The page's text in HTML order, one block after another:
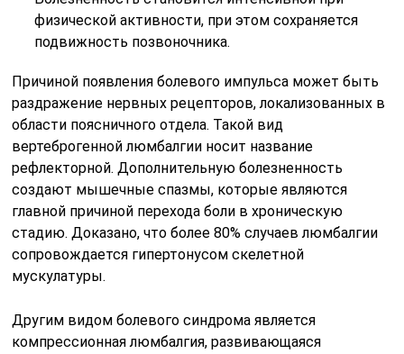
физической активности, при этом сохраняется
подвижность позвоночника.
Причиной появления болевого импульса может быть
раздражение нервных рецепторов, локализованных в
области поясничного отдела. Такой вид
вертеброгенной люмбалгии носит название
рефлекторной. Дополнительную болезненность
создают мышечные спазмы, которые являются
главной причиной перехода боли в хроническую
стадию. Доказано, что более 80% случаев люмбалгии
сопровождается гипертонусом скелетной
мускулатуры.
Другим видом болевого синдрома является
компрессионная люмбалгия, развивающаяся